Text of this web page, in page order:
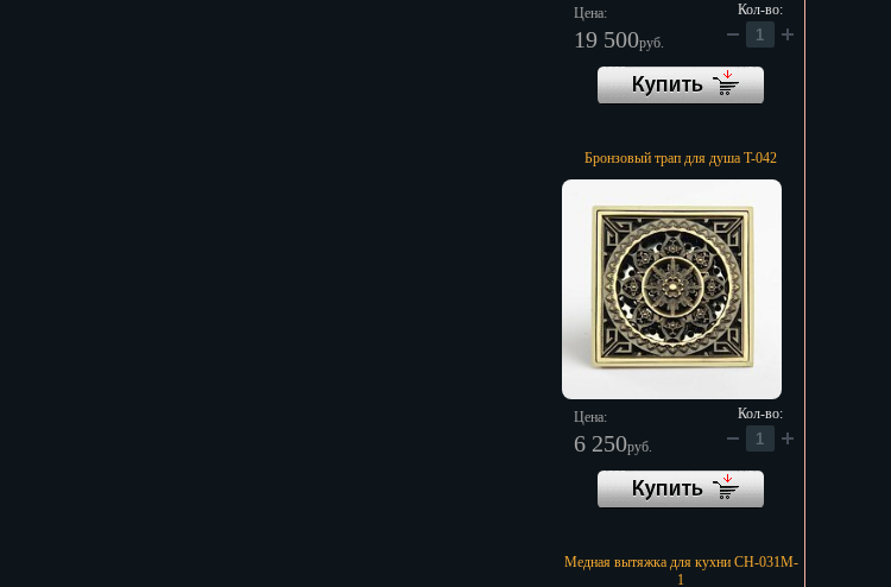
Цена:
19 500руб.
Кол-во:
Бронзовый трап для душа T-042
Цена:
6 250руб.
Кол-во:
Медная вытяжка для кухни CH-031M-
1